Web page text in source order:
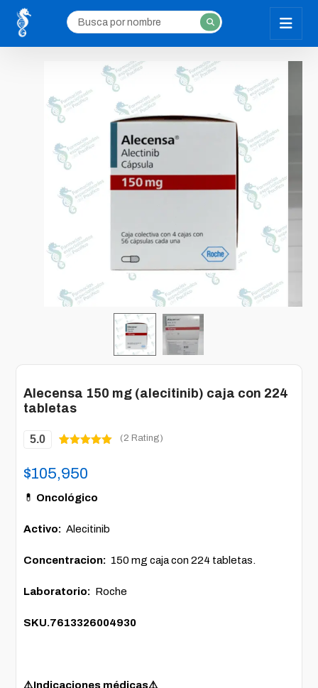
Alecensa 150 mg (alecitinib) caja con 224
tabletas
5.0
5 basado
en
puntuacione
s de
(2 Rating)
$105,950
💊 Oncológico
Activo:Alecitinib
Concentracion: 150 mg caja con 224 tabletas.
Laboratorio: Roche
SKU.7613326004930
⚠️Indicaciones médicas⚠️